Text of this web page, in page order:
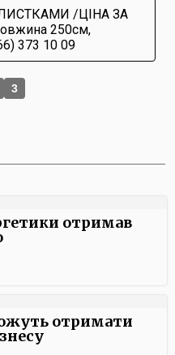
/ЦІНА ЗА
250см,
373 10 09
3
отримав
отримати